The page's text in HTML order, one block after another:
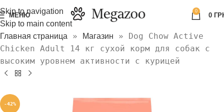
Skip to navigation
Skip to main content
МЕНЮ
0
0
Главная страница » Магазин » Dog Chow Active
Chicken Adult 14 кг сухой корм для собак с
высоким уровнем активности с курицей
-42%